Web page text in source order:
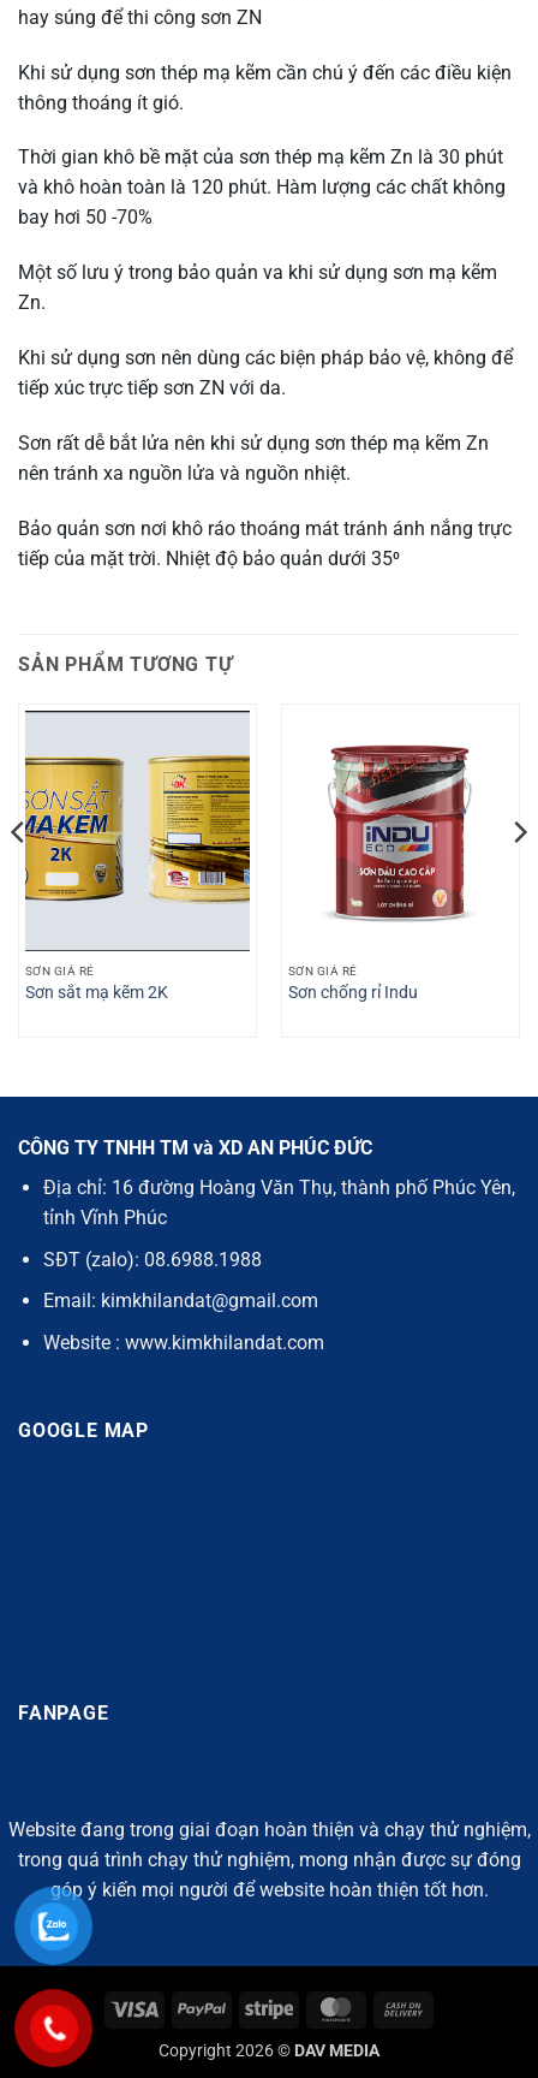
hay súng để thi công sơn ZN
Khi sử dụng sơn thép mạ kẽm cần chú ý đến các điều kiện
thông thoáng ít gió.
Thời gian khô bề mặt của sơn thép mạ kẽm Zn là 30 phút
và khô hoàn toàn là 120 phút. Hàm lượng các chất không
bay hơi 50 -70%
Một số lưu ý trong bảo quản va khi sử dụng sơn mạ kẽm
Zn.
Khi sử dụng sơn nên dùng các biện pháp bảo vệ, không để
tiếp xúc trực tiếp sơn ZN với da.
Sơn rất dễ bắt lửa nên khi sử dụng sơn thép mạ kẽm Zn
nên tránh xa nguồn lửa và nguồn nhiệt.
Bảo quản sơn nơi khô ráo thoáng mát tránh ánh nắng trực
tiếp của mặt trời. Nhiệt độ bảo quản dưới 35⁰
SẢN PHẨM TƯƠNG TỰ
SƠN GIÁ RẺ
Sơn sắt mạ kẽm 2K
SƠN GIÁ RẺ
Sơn chống rỉ Indu
CÔNG TY TNHH TM và XD AN PHÚC ĐỨC
Địa chỉ: 16 đường Hoàng Văn Thụ, thành phố Phúc Yên,
tỉnh Vĩnh Phúc
SĐT (zalo): 08.6988.1988
Email: kimkhilandat@gmail.com
Website : www.kimkhilandat.com
GOOGLE MAP
FANPAGE
Website đang trong giai đoạn hoàn thiện và chạy thử nghiệm,
trong quá trình chạy thử nghiệm, mong nhận được sự đóng
góp ý kiến mọi người để website hoàn thiện tốt hơn.
Visa PayPal Stripe MasterCard
Copyright 2026 © DAV MEDIA